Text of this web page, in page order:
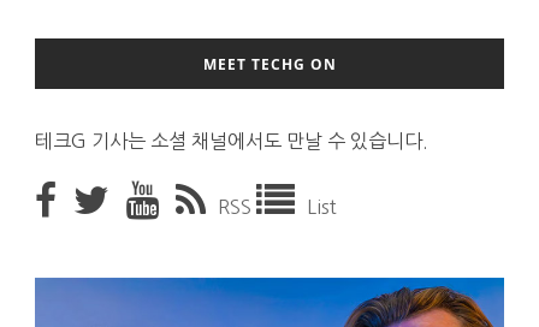
MEET TECHG ON
테크G 기사는 소셜 채널에서도 만날 수 있습니다.
RSS List